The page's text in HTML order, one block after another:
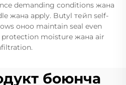
demanding conditions жана
жана apply. Butyl тейп self-
оноо maintain seal even
moisture жана air
боюнча